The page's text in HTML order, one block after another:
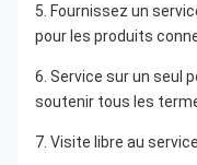
5. Fournissez un
pour les produits
6. Service sur un seul
soutenir tous les
7. Visite libre au